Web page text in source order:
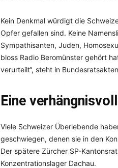
Kein Denkmal würdigt die
Opfer gefallen sind. Keine
Sympathisanten, Juden,
bloss Radio Beromünster gehört
verurteilt“, steht in
Eine
Viele Schweizer Überlebende
geschwiegen, denen sie in den
Der spätere Zürcher SP-
Konzentrationslager Dachau.